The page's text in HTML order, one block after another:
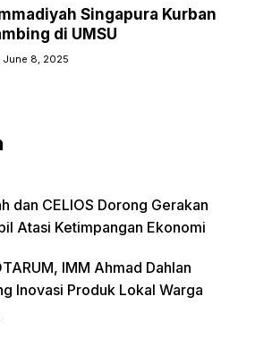
Singapura Kurban
di UMSU
June 8, 2025
dan CELIOS Dorong Gerakan
Atasi Ketimpangan Ekonomi
IMM Ahmad Dahlan
Inovasi Produk Lokal Warga